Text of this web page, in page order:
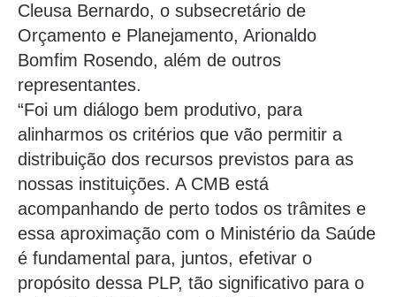
Cleusa Bernardo, o subsecretário de
Orçamento e Planejamento, Arionaldo
Bomfim Rosendo, além de outros
representantes.
“Foi um diálogo bem produtivo, para
alinharmos os critérios que vão permitir a
distribuição dos recursos previstos para as
nossas instituições. A CMB está
acompanhando de perto todos os trâmites e
essa aproximação com o Ministério da Saúde
é fundamental para, juntos, efetivar o
propósito dessa PLP, tão significativo para o